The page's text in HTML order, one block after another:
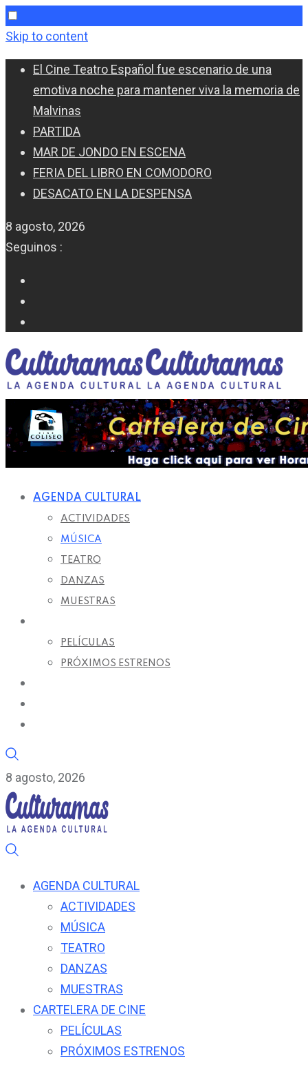
Skip to content
El Cine Teatro Español fue escenario de una
emotiva noche para mantener viva la memoria de
Malvinas
PARTIDA
MAR DE JONDO EN ESCENA
FERIA DEL LIBRO EN COMODORO
DESACATO EN LA DESPENSA
8 agosto, 2026
Seguinos :
AGENDA CULTURAL
ACTIVIDADES
MÚSICA
TEATRO
DANZAS
MUESTRAS
PELÍCULAS
PRÓXIMOS ESTRENOS
8 agosto, 2026
AGENDA CULTURAL
ACTIVIDADES
MÚSICA
TEATRO
DANZAS
MUESTRAS
CARTELERA DE CINE
PELÍCULAS
PRÓXIMOS ESTRENOS